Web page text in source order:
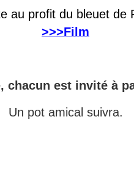
au profit du bleuet de
>>>Film
chacun est invité à
Un pot amical suivra.